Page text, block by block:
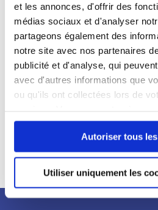
et les annonces, d'offrir des
médias sociaux et d'analyser
partageons également des
notre site avec nos partenaires
publicité et d'analyse, qui
avec d'autres informations que
ou qu'ils ont collectées lors de
continuez à utiliser notre site
Autoriser tous
Utiliser uniquement les
Profil recherché :
Expérience :
de